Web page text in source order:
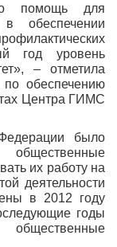
помощь для
обеспечении
год уровень
– отметила
по обеспечению
Центра ГИМС
было
их работу на
деятельности
в 2012 году
годы